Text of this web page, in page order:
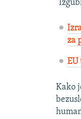
za
EU
Kako